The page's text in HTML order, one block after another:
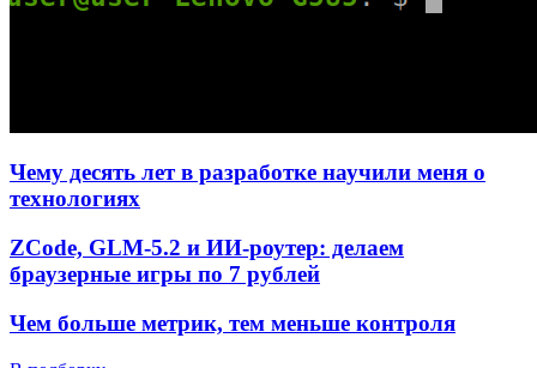
Чему десять лет в разработке научили меня о
технологиях
ZCode, GLM-5.2 и ИИ-роутер: делаем
браузерные игры по 7 рублей
Чем больше метрик, тем меньше контроля